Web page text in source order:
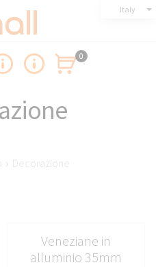
Italy
0
› Decorazione
Veneziane in
alluminio 35mm